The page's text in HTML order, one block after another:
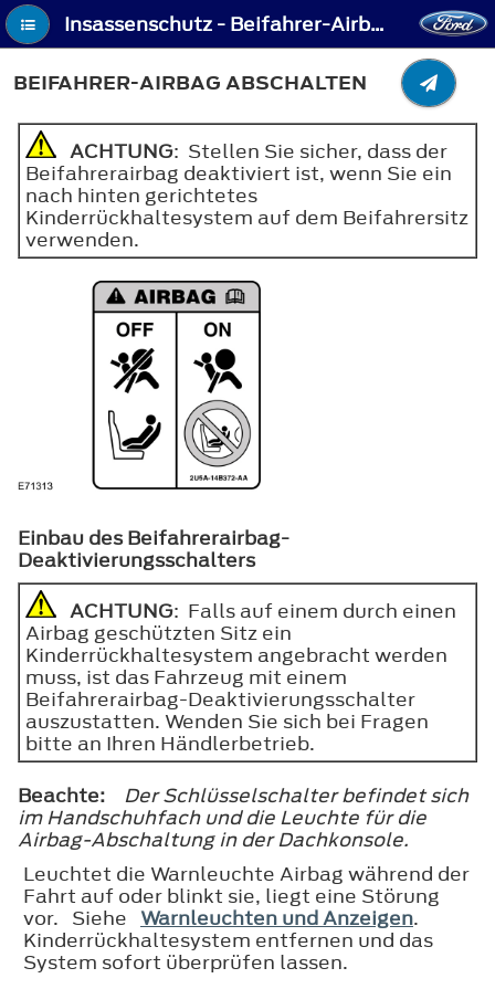
Insassenschutz - Beifahrer-Airbag abschalten
BEIFAHRER-AIRBAG ABSCHALTEN
ACHTUNG: Stellen Sie sicher, dass der
Beifahrerairbag deaktiviert ist, wenn Sie ein
nach hinten gerichtetes
Kinderrückhaltesystem auf dem Beifahrersitz
verwenden.
Einbau des Beifahrerairbag-
Deaktivierungsschalters
ACHTUNG: Falls auf einem durch einen
Airbag geschützten Sitz ein
Kinderrückhaltesystem angebracht werden
muss, ist das Fahrzeug mit einem
Beifahrerairbag-Deaktivierungsschalter
auszustatten. Wenden Sie sich bei Fragen
bitte an Ihren Händlerbetrieb.
Beachte:
Der Schlüsselschalter befindet sich
im Handschuhfach und die Leuchte für die
Airbag-Abschaltung in der Dachkonsole.
Leuchtet die Warnleuchte Airbag während der
Fahrt auf oder blinkt sie, liegt eine Störung
vor. Siehe Warnleuchten und Anzeigen.
Kinderrückhaltesystem entfernen und das
System sofort überprüfen lassen.